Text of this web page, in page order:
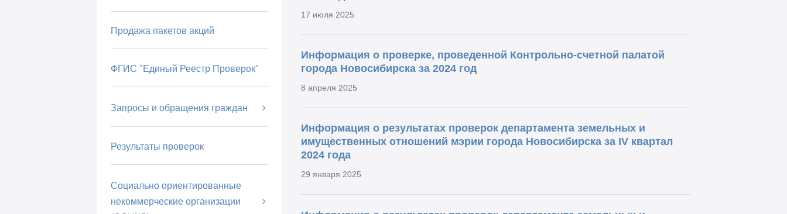
Продажа пакетов акций
ФГИС "Единый Реестр Проверок"
Запросы и обращения граждан
Результаты проверок
Социально ориентированные
некоммерческие организации
17 июля 2025
Информация о проверке, проведенной Контрольно-счетной палатой
города Новосибирска за 2024 год
8 апреля 2025
Информация о результатах проверок департамента земельных и
имущественных отношений мэрии города Новосибирска за IV квартал
2024 года
29 января 2025